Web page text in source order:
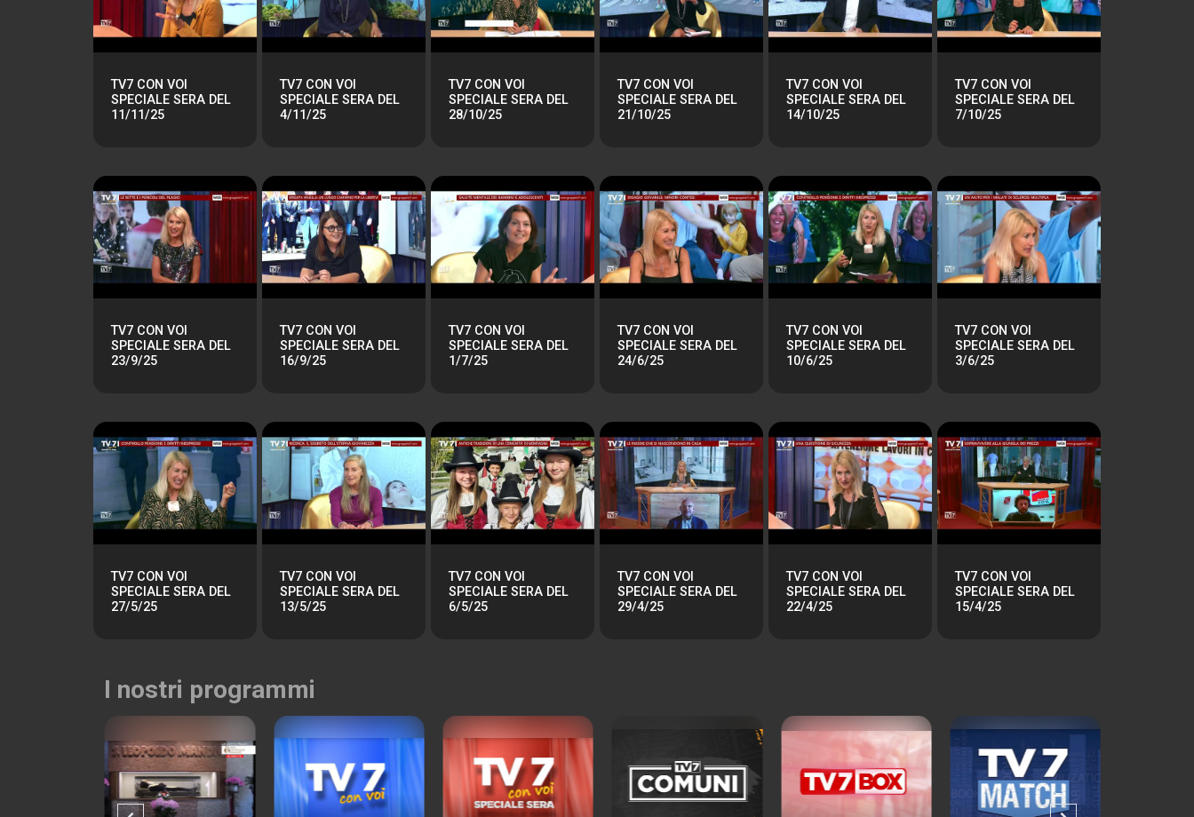
TV7 CON VOI
SPECIALE SERA DEL
11/11/25
TV7 CON VOI
SPECIALE SERA DEL
4/11/25
TV7 CON VOI
SPECIALE SERA DEL
28/10/25
TV7 CON VOI
SPECIALE SERA DEL
21/10/25
TV7 CON VOI
SPECIALE SERA DEL
14/10/25
TV7 CON VOI
SPECIALE SERA DEL
7/10/25
TV7 CON VOI
SPECIALE SERA DEL
23/9/25
TV7 CON VOI
SPECIALE SERA DEL
16/9/25
TV7 CON VOI
SPECIALE SERA DEL
1/7/25
TV7 CON VOI
SPECIALE SERA DEL
24/6/25
TV7 CON VOI
SPECIALE SERA DEL
10/6/25
TV7 CON VOI
SPECIALE SERA DEL
3/6/25
TV7 CON VOI
SPECIALE SERA DEL
27/5/25
TV7 CON VOI
SPECIALE SERA DEL
13/5/25
TV7 CON VOI
SPECIALE SERA DEL
6/5/25
TV7 CON VOI
SPECIALE SERA DEL
29/4/25
TV7 CON VOI
SPECIALE SERA DEL
22/4/25
TV7 CON VOI
SPECIALE SERA DEL
15/4/25
I nostri programmi